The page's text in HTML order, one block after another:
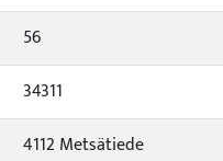
56
34311
4112 Metsätiede